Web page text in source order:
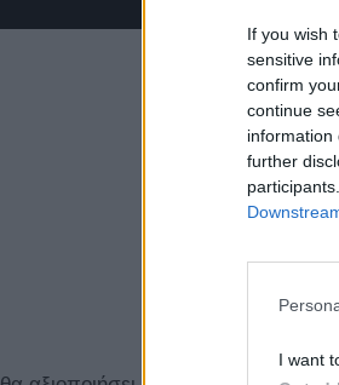
If you wish
sensitive
confirm
continue
information
further
I want